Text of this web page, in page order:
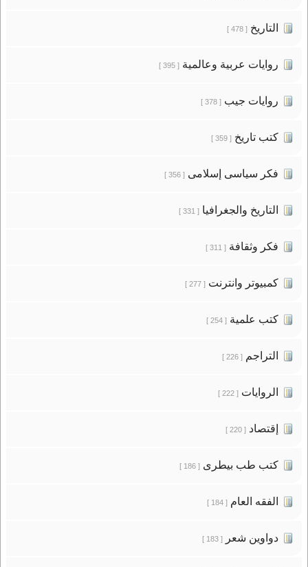
التاريخ[ 478 ]
روايات عربية وعالمية[ 395 ]
روايات جيب[ 378 ]
كتب تاريخ[ 359 ]
فكر سياسى إسلامى[ 356 ]
التاريخ والجغرافيا[ 331 ]
فكر وثقافة[ 311 ]
كمبيوتر وانترنت[ 277 ]
كتب علمية[ 254 ]
التراجم[ 226 ]
الروايات[ 222 ]
إقتصاد[ 220 ]
كتب طب بيطرى[ 186 ]
الفقه العام[ 184 ]
دواوين شعر[ 183 ]